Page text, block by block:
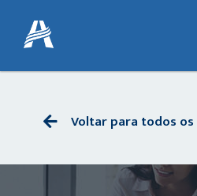
Voltar para todos